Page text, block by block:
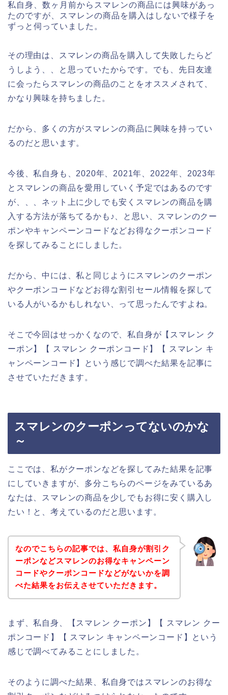
私自身、数ヶ月前からスマレンの商品には興味があっ
たのですが、スマレンの商品を購入はしないで様子を
ずっと伺っていました。
その理由は、スマレンの商品を購入して失敗したらど
うしよう、、と思っていたからです。でも、先日友達
に会ったらスマレンの商品のことをオススメされて、
かなり興味を持ちました。
だから、多くの方がスマレンの商品に興味を持ってい
るのだと思います。
今後、私自身も、2020年、2021年、2022年、2023年
とスマレンの商品を愛用していく予定ではあるのです
が、、、ネット上に少しでも安くスマレンの商品を購
入する方法が落ちてるかも♪、と思い、スマレンのクー
ポンやキャンペーンコードなどお得なクーポンコード
を探してみることにしました。
だから、中には、私と同じようにスマレンのクーポン
やクーポンコードなどお得な割引セール情報を探して
いる人がいるかもしれない、って思ったんですよね。
そこで今回はせっかくなので、私自身が【スマレン ク
ーポン】【 スマレン クーポンコード】【 スマレン キ
ャンペーンコード】という感じで調べた結果を記事に
させていただきます。
スマレンのクーポンってないのかな
～
ここでは、私がクーポンなどを探してみた結果を記事
にしていきますが、多分こちらのページをみているあ
なたは、スマレンの商品を少しでもお得に安く購入し
たい！と、考えているのだと思います。
なのでこちらの記事では、私自身が割引ク
ーポンなどスマレンのお得なキャンペーン
コードやクーポンコードなどがないかを調
べた結果をお伝えさせていただきます。
まず、私自身、【スマレン クーポン】【 スマレン クー
ポンコード】【 スマレン キャンペーンコード】という
感じで調べてみることにしました。
そのように調べた結果、私自身ではスマレンのお得な